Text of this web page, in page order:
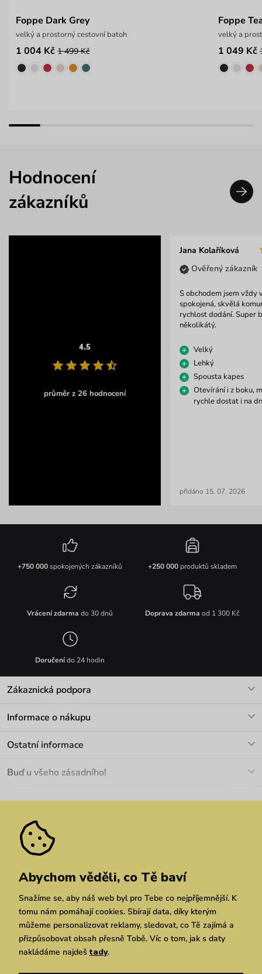
Foppe Dark Grey
velký a prostorný cestovní batoh
1 004 Kč 1 499 Kč
Foppe
velký a
1 049 Kč
Hodnocení
zákazníků
4.5
průměr z 26 hodnocení
Jana Kolaříková
Ověřený zákazník
S obchodem jsem vždy
spokojená, skvělá
rychlost dodání. Super
několikátý.
Velký
Lehký
Spousta kapes
Otevírání i z boku,
rychle dostat i na
přidáno 15. 07. 2026
+750 000spokojených zákazníků +250 000produktů skladem
Vrácení zdarma do 30 dnů Doprava zdarma od 1 300 Kč
Doručenído 24 hodin
Zákaznická podpora
Informace o nákupu
Materiály a údržba
Pozáruční opravy
Ostatní informace
Velkoobchod
We Care
Dárkové poukazy
Vuchlook
Prodejny
Praha Brno Chrudim
Buď u všeho zásadního!
Zásady ochrany osobních údajů
Simplia.cz
Abychom věděli, co Tě baví
Snažíme se, aby náš web byl pro Tebe co nejpříjemnější. K
tomu nám pomáhají cookies. Sbírají data, díky kterým
můžeme personalizovat reklamy, sledovat, co Tě zajímá a
přizpůsobovat obsah přesně Tobě. Víc o tom, jak s daty
nakládáme najdeš tady.